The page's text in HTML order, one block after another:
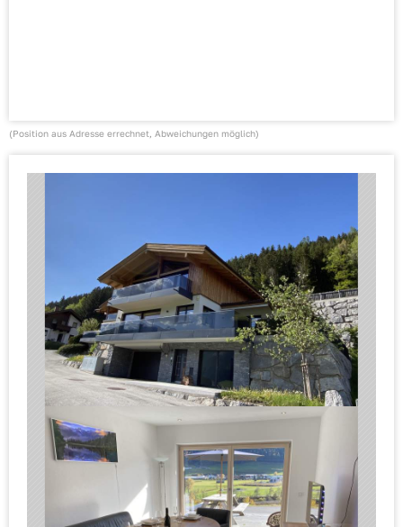
(Position aus Adresse errechnet, Abweichungen möglich)